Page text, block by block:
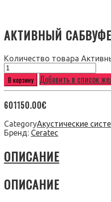
АКТИВНЫЙ
Количество товара
В корзину Добавить в список
601150.00€
CategoryАкустические
Бренд: Ceratec
ОПИСАНИЕ
ОПИСАНИЕ